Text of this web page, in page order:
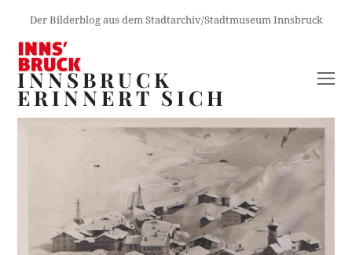
Der Bilderblog aus dem Stadtarchiv/Stadtmuseum Innsbruck
INNSBRUCK
ERINNERT SICH